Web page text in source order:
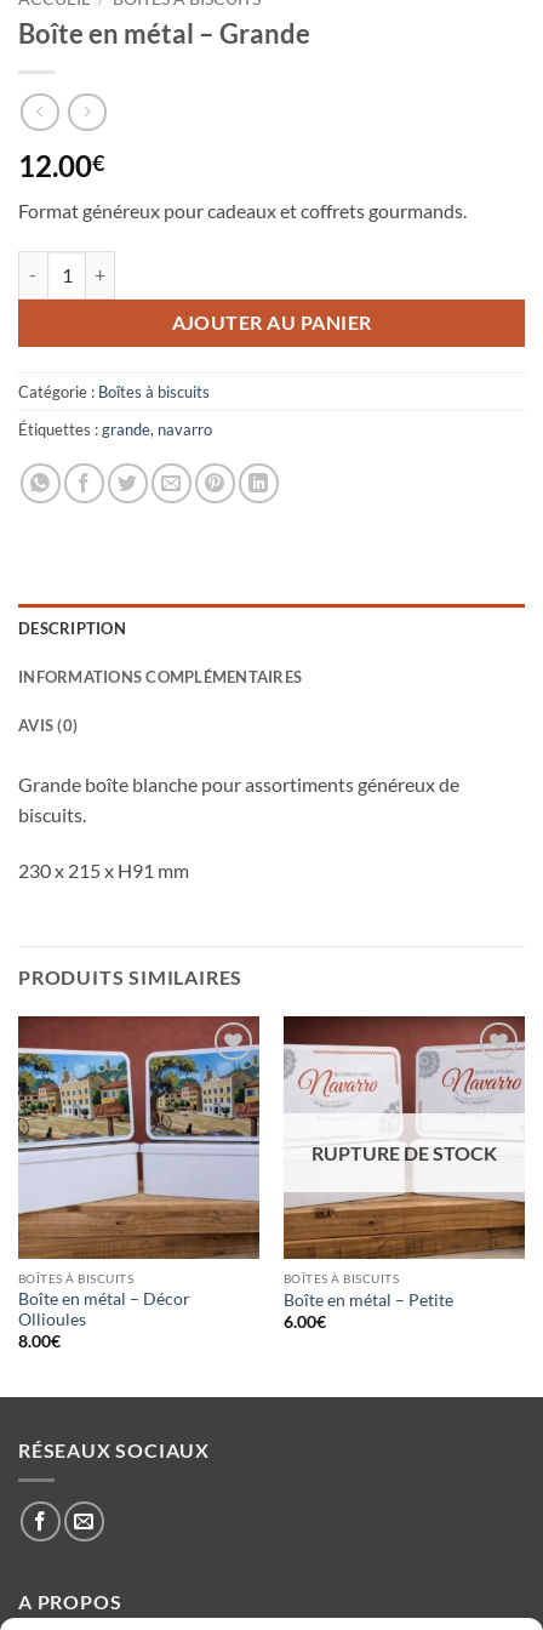
Boîte en métal – Grande
12.00€
Format généreux pour cadeaux et coffrets gourmands.
AJOUTER AU PANIER
Catégorie : Boîtes à biscuits
Étiquettes :grande, navarro
DESCRIPTION
INFORMATIONS COMPLÉMENTAIRES
AVIS (0)
Grande boîte blanche pour assortiments généreux de
biscuits.
230 x 215 x H91 mm
PRODUITS SIMILAIRES
Ajouter
à la liste
d’envies
BOÎTES À BISCUITS
Boîte en métal – Décor
Ollioules
8.00€
Ajouter
à la liste
d’envies
RUPTURE DE STOCK
BOÎTES À BISCUITS
Boîte en métal – Petite
6.00€
RÉSEAUX SOCIAUX
A PROPOS